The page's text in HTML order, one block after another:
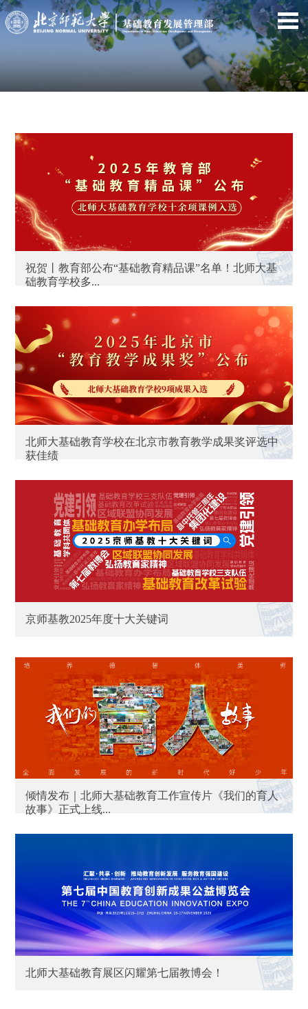
祝贺丨教育部公布“基础教育精品课”名单！北师大基
础教育学校多...
北师大基础教育学校在北京市教育教学成果奖评选中
获佳绩
京师基教2025年度十大关键词
倾情发布｜北师大基础教育工作宣传片《我们的育人
故事》正式上线...
北师大基础教育展区闪耀第七届教博会！